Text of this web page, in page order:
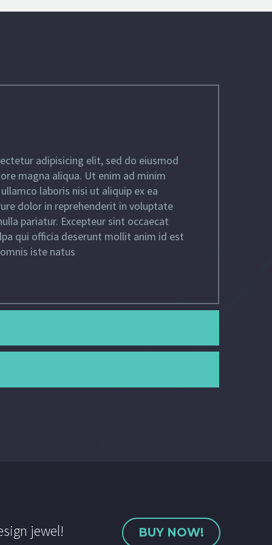
adipisicing elit, sed do eiusmod
magna aliqua. Ut enim ad minim
laboris nisi ut aliquip ex ea
dolor in reprehenderit in voluptate
pariatur. Excepteur sint occaecat
qui officia deserunt mollit anim id est
iste natus
jewel! BUY NOW!